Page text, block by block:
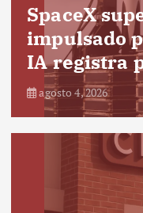
SpaceX
impulsado
IA registra
agosto 4, 2026